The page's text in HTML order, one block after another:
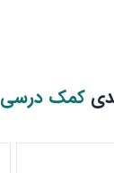
کمک درسی